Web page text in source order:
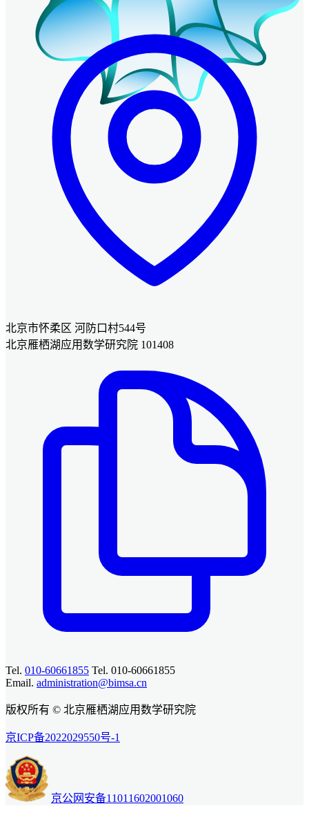
北京市怀柔区 河防口村544号
北京雁栖湖应用数学研究院 101408
Tel. 010-60661855 Tel. 010-60661855
Email. administration@bimsa.cn
版权所有 © 北京雁栖湖应用数学研究院
京ICP备2022029550号-1
京公网安备11011602001060